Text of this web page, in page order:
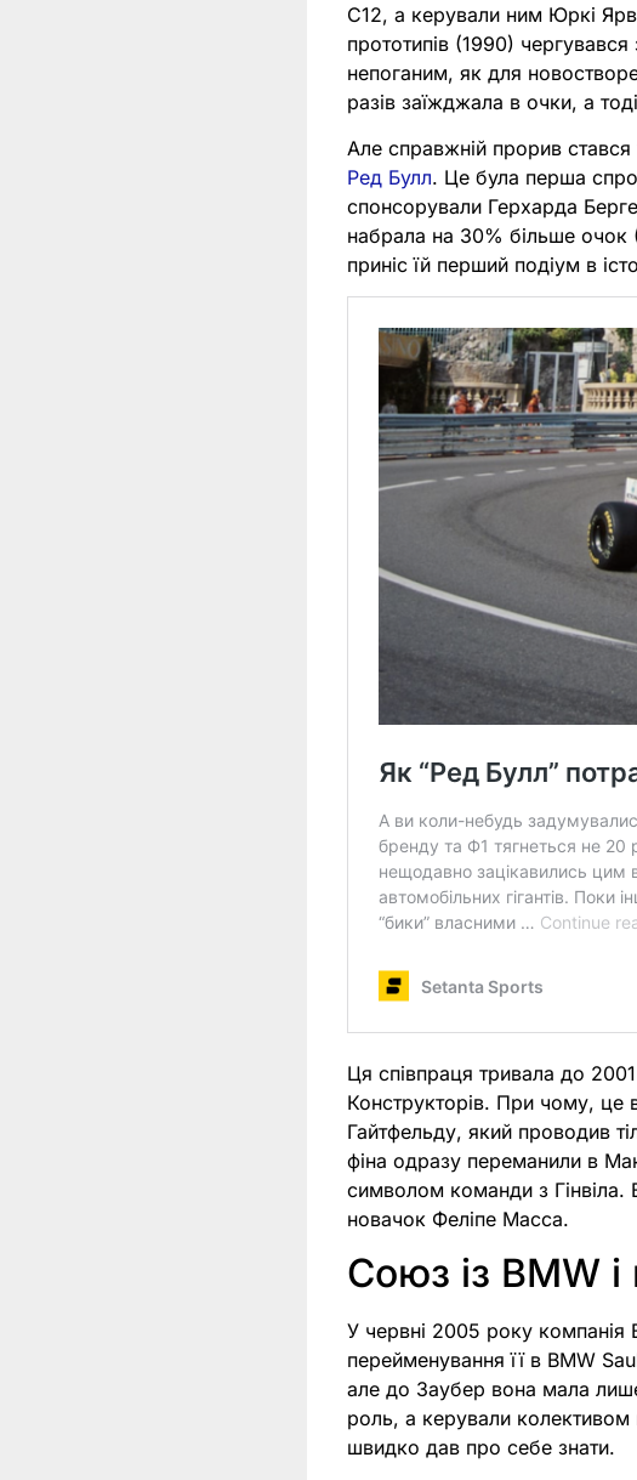
C12, а керували ним Юркі
прототипів (1990)
непоганим, як для
разів заїжджала в очки, а
Але справжній прорив
Ред Булл. Це була перша
спонсорували Герхарда
набрала на 30% більше очок
приніс їй перший подіум в
Ця співпраця тривала до
Конструкторів. При чому, це
Гайтфельду, який проводив
фіна одразу переманили в
символом команди з
новачок Феліпе Масса.
Союз із BMW
У червні 2005 року
перейменування її в BMW
але до Заубер вона мала
роль, а керували колективом
швидко дав про себе знати.